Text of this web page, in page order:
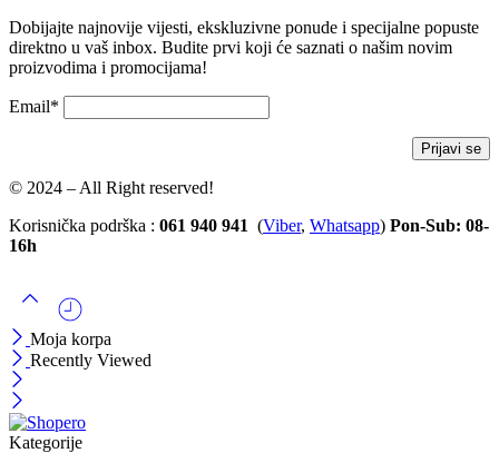
Dobijajte najnovije vijesti, ekskluzivne ponude i specijalne popuste
direktno u vaš inbox. Budite prvi koji će saznati o našim novim
proizvodima i promocijama!
Email*
© 2024 – All Right reserved!
Korisnička podrška : 061 940 941 (Viber, Whatsapp) Pon-Sub: 08-
16h
Moja korpa
Recently Viewed
Kategorije